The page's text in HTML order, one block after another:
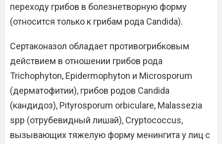
переходу грибов в болезнетворную форму
(относится только к грибам рода Candida).
Сертаконазол обладает противогрибковым
действием в отношении грибов рода
Trichophyton, Epidermophyton и Microsporum
(дерматофитии), грибов родов Candida
(кандидоз), Pityrosporum orbiculare, Malassezia
spp (отрубевидный лишай), Cryptococcus,
вызывающих тяжелую форму менингита у лиц с